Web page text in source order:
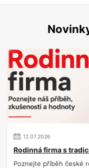
12. 07. 2026
Rodinná firma s
Poznejte příběh české